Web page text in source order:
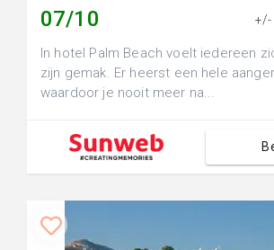
07/10 +/-
In hotel Palm Beach voelt iedereen
zijn gemak. Er heerst een hele
waardoor je nooit meer na...